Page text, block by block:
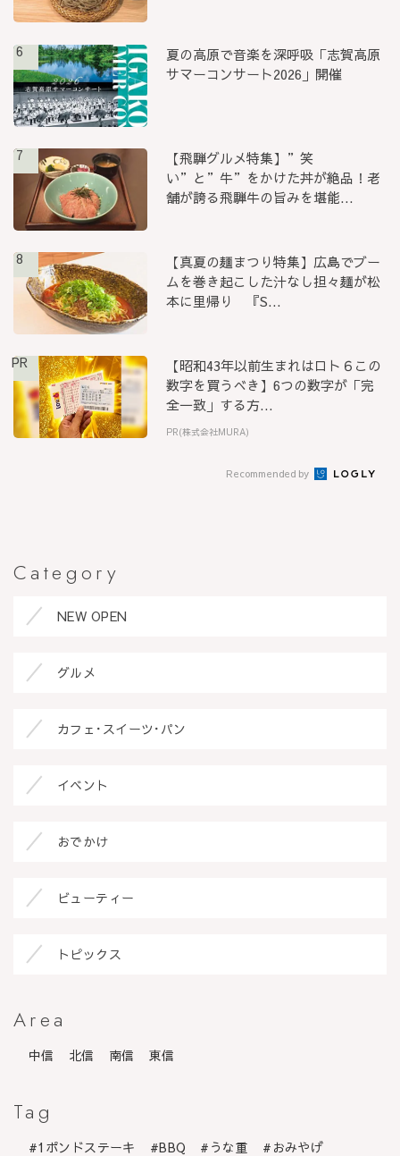
6
夏の高原で音楽を深呼吸「志賀高原
サマーコンサート2026」開催
7
【飛騨グルメ特集】”笑
い”と”牛”をかけた丼が絶品！老
舗が誇る飛騨牛の旨みを堪能...
8
【真夏の麺まつり特集】広島でブー
ムを巻き起こした汁なし担々麺が松
本に里帰り 『S...
PR
【昭和43年以前生まれはロト６この
数字を買うべき】6つの数字が「完
全一致」する方...
PR(株式会社MURA)
Recommended by
Category
NEW OPEN
グルメ
カフェ･スイーツ･パン
イベント
おでかけ
ビューティー
トピックス
Area
中信 北信 南信 東信
Tag
1ポンドステーキ BBQ うな重 おみやげ